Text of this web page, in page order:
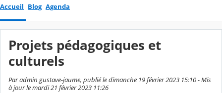
Accueil Blog Agenda
Projets pédagogiques et
culturels
Par admin gustave-jaume, publié le dimanche 19 février 2023 15:10 - Mis
à jour le mardi 21 février 2023 11:26